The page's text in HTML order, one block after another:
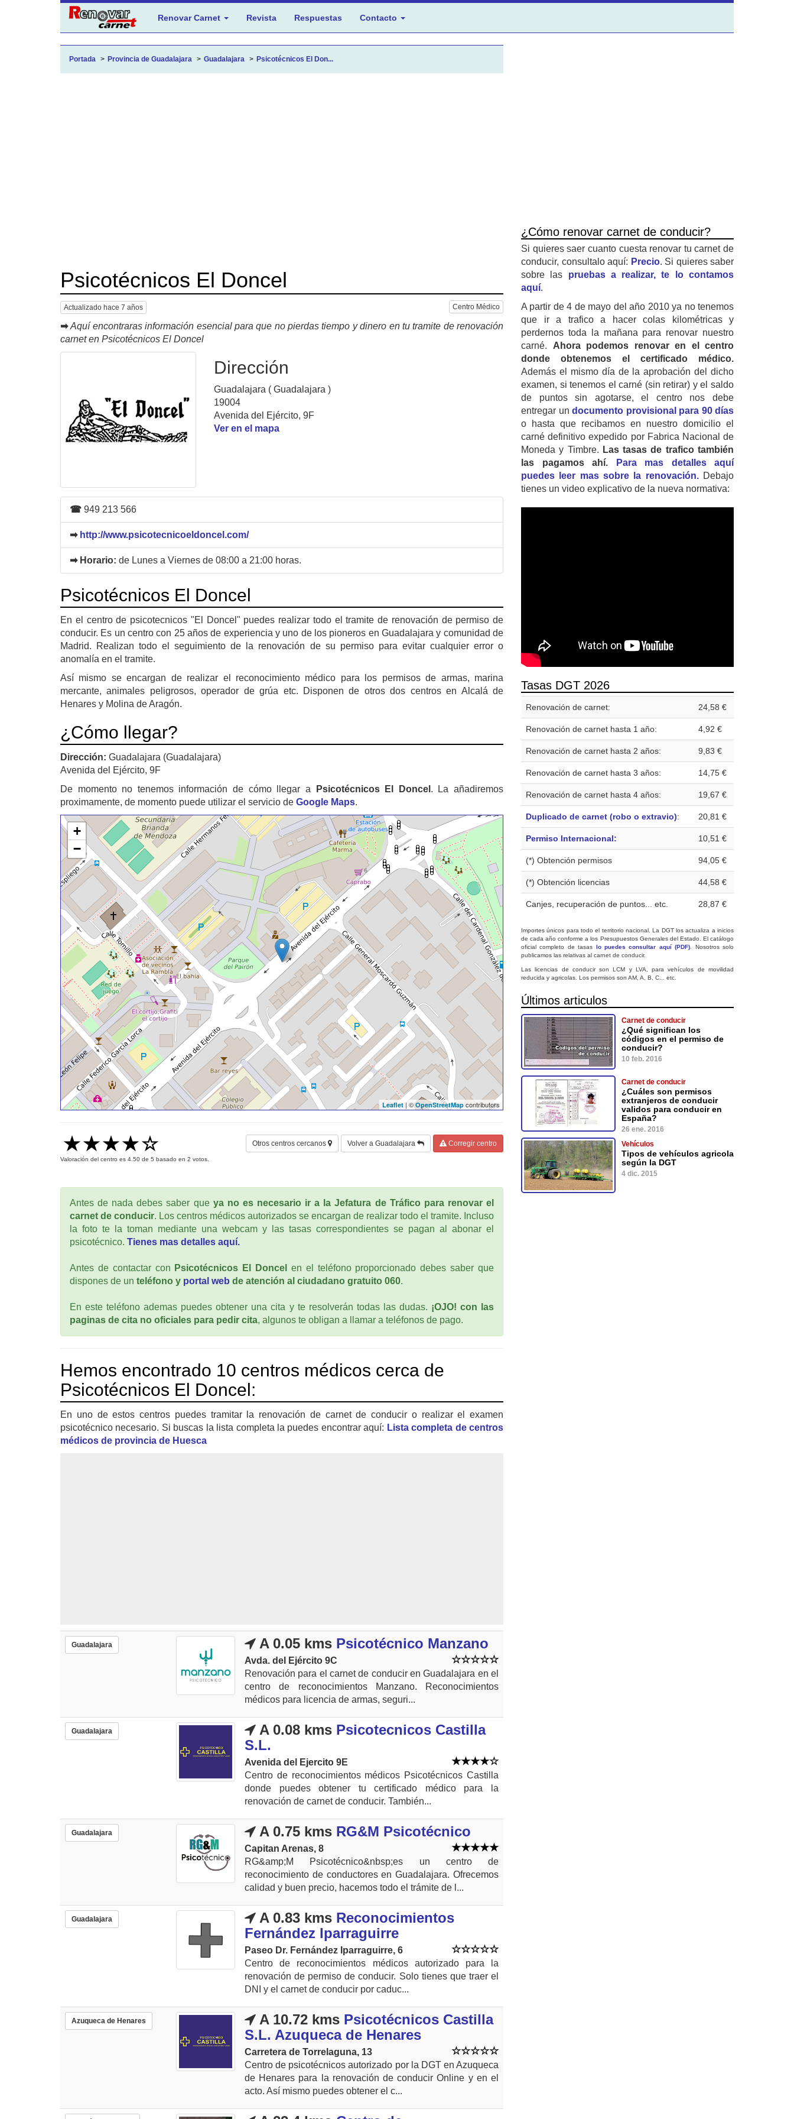
Renovar Carnet Revista Respuestas Contacto
Portada Provincia de Guadalajara Guadalajara Psicotécnicos El Don...
Psicotécnicos El Doncel
Actualizado hace 7 años Centro Médico
➡ Aquí encontraras información esencial para que no pierdas tiempo y dinero en tu tramite de renovación
carnet en Psicotécnicos El Doncel
Dirección
Guadalajara ( Guadalajara )
19004
Avenida del Ejército, 9F
Ver en el mapa
☎ 949 213 566
➡ http://www.psicotecnicoeldoncel.com/
➡ Horario: de Lunes a Viernes de 08:00 a 21:00 horas.
Psicotécnicos El Doncel
En el centro de psicotecnicos "El Doncel" puedes realizar todo el tramite de renovación de permiso de
conducir. Es un centro con 25 años de experiencia y uno de los pioneros en Guadalajara y comunidad de
Madrid. Realizan todo el seguimiento de la renovación de su permiso para evitar cualquier error o
anomalía en el tramite.
Así mismo se encargan de realizar el reconocimiento médico para los permisos de armas, marina
mercante, animales peligrosos, operador de grúa etc. Disponen de otros dos centros en Alcalá de
Henares y Molina de Aragón.
¿Cómo llegar?
Dirección: Guadalajara (Guadalajara)
Avenida del Ejército, 9F
De momento no tenemos información de cómo llegar a
Psicotécnicos El Doncel . La añadiremos
proximamente, de momento puede utilizar el servicio de Google Maps.
+
−
Leaflet | ©OpenStreetMap contributors
Valoración del centro es 4.50 de 5 basado en 2 votos.
Otros centros cercanos Volver a Guadalajara Corregir centro
Antes de nada debes saber que ya no es necesario ir a la Jefatura de Tráfico para renovar el
carnet de conducir. Los centros médicos autorizados se encargan de realizar todo el tramite. Incluso
la foto te la toman mediante una webcam y las tasas correspondientes se pagan al abonar el
psicotécnico. Tienes mas detalles aquí.
Antes de contactar con Psicotécnicos El Doncel
en el teléfono proporcionado debes saber que
dispones de un teléfono y portal web de atención al ciudadano gratuito 060.
En este teléfono ademas puedes obtener una cita y te resolverán todas las dudas. ¡OJO! con las
paginas de cita no oficiales para pedir cita, algunos te obligan a llamar a teléfonos de pago.
Hemos encontrado 10 centros médicos cerca de
Psicotécnicos El Doncel:
En uno de estos centros puedes tramitar la renovación de carnet de conducir o realizar el examen
psicotécnico necesario. Si buscas la lista completa la puedes encontrar aquí: Lista completa de centros
médicos de provincia de Huesca
Guadalajara A 0.05 kms Psicotécnico Manzano
Avda. del Ejército 9C
Renovación para el carnet de conducir en Guadalajara en el
centro de reconocimientos Manzano. Reconocimientos
médicos para licencia de armas, seguri...
Guadalajara A 0.08 kms Psicotecnicos Castilla
S.L.
Avenida del Ejercito 9E
Centro de reconocimientos médicos Psicotécnicos Castilla
donde puedes obtener tu certificado médico para la
renovación de carnet de conducir. También...
Guadalajara A 0.75 kms RG&M Psicotécnico
Capitan Arenas, 8
RG&amp;M Psicotécnico&nbsp;es un centro de
reconocimiento de conductores en Guadalajara. Ofrecemos
calidad y buen precio, hacemos todo el trámite de l...
Guadalajara A 0.83 kms Reconocimientos
Fernández Iparraguirre
Paseo Dr. Fernández Iparraguirre, 6
Centro de reconocimientos médicos autorizado para la
renovación de permiso de conducir. Solo tienes que traer el
DNI y el carnet de conducir por caduc...
Azuqueca de Henares A 10.72 kms Psicotécnicos Castilla
S.L. Azuqueca de Henares
Carretera de Torrelaguna, 13
Centro de psicotécnicos autorizado por la DGT en Azuqueca
de Henares para la renovación de conducir Online y en el
acto. Así mismo puedes obtener el c...
¿Cómo renovar carnet de conducir?
Si quieres saer cuanto cuesta renovar tu carnet de
conducir, consultalo aquí: Precio. Si quieres saber
sobre las pruebas a realizar, te lo contamos
aquí.
A partir de 4 de mayo del año 2010 ya no tenemos
que ir a trafico a hacer colas kilométricas y
perdernos toda la mañana para renovar nuestro
carné. Ahora podemos renovar en el centro
donde obtenemos el certificado médico.
Además el mismo día de la aprobación del dicho
examen, si tenemos el carné (sin retirar) y el saldo
de puntos sin agotarse, el centro nos debe
entregar un documento provisional para 90 días
o hasta que recibamos en nuestro domicilio el
carné definitivo expedido por Fabrica Nacional de
Moneda y Timbre. Las tasas de trafico también
las pagamos ahí.
Para mas detalles aquí
puedes leer mas sobre la renovación.Debajo
tienes un video explicativo de la nueva normativa:
Tasas DGT 2026
Renovación de carnet: 24,58 €
Renovación de carnet hasta 1 año: 4,92 €
Renovación de carnet hasta 2 años: 9,83 €
Renovación de carnet hasta 3 años: 14,75 €
Renovación de carnet hasta 4 años: 19,67 €
Duplicado de carnet (robo o extravio): 20,81 €
Permiso Internacional: 10,51 €
(*) Obtención permisos 94,05 €
(*) Obtención licencias 44,58 €
Canjes, recuperación de puntos... etc. 28,87 €
Importes únicos para todo el territorio nacional. La DGT los actualiza a inicios
de cada año conforme a los Presupuestos Generales del Estado. El catálogo
oficial completo de tasas lo puedes consultar aquí (PDF) . Nosotros solo
publicamos las relativas al carnet de conducir.
Las licencias de conducir son LCM y LVA, para vehículos de movilidad
reducida y agricolas. Los permisos son AM, A, B, C... etc.
Últimos articulos
Carnet de conducir
¿Qué significan los
códigos en el permiso de
conducir?
10 feb. 2016
Carnet de conducir
¿Cuáles son permisos
extranjeros de conducir
validos para conducir en
España?
26 ene. 2016
Vehículos
Tipos de vehículos agricola
según la DGT
4 dic. 2015